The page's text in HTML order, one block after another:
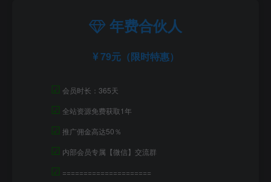
年费合伙人
79元（限时特惠）
☑ 会员时长：365天
☑ 全站资源免费获取1年
☑ 推广佣金高达50％
☑ 内部会员专属【微信】交流群
☑ =====================